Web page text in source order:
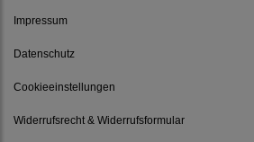
Impressum
Datenschutz
Cookieeinstellungen
Widerrufsrecht & Widerrufsformular